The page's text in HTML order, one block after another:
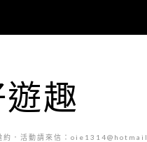
趣
約．活動請來信：